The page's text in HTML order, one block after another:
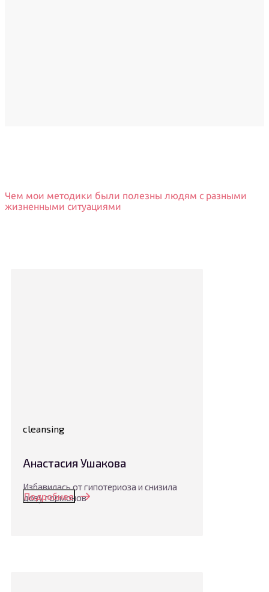
Чем мои методики были полезны людям с разными
жизненными ситуациями
cleansing
Анастасия Ушакова
Избавилась от гипотериоза и снизила
дозу гормонов
Подробнее